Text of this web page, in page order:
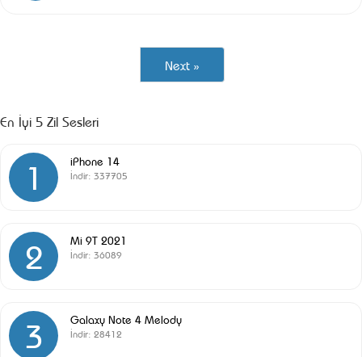
Next »
En İyi 5 Zil Sesleri
1 iPhone 14
İndir: 337705
2 Mi 9T 2021
İndir: 36089
3 Galaxy Note 4 Melody
İndir: 28412